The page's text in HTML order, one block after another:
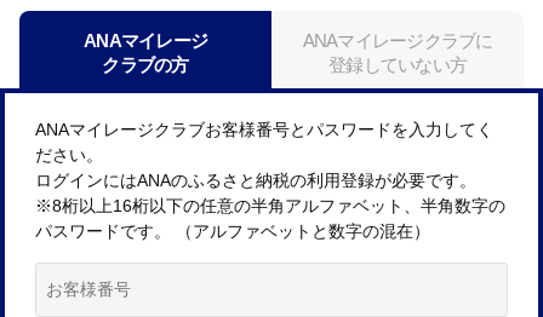
ANAマイレージ
クラブの方
ANAマイレージクラブに
登録していない方
ANAマイレージクラブお客様番号とパスワードを入力してく
ださい。
ログインにはANAのふるさと納税の利用登録が必要です。
※8桁以上16桁以下の任意の半角アルファベット、半角数字の
パスワードです。 （アルファベットと数字の混在）